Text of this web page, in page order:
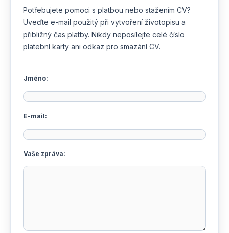
Potřebujete pomoci s platbou nebo stažením CV?
Uveďte e-mail použitý při vytvoření životopisu a
přibližný čas platby. Nikdy neposílejte celé číslo
platební karty ani odkaz pro smazání CV.
Jméno:
E-mail:
Vaše zpráva: